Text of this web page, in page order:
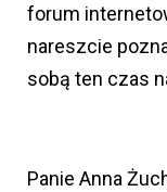
forum
nareszcie
sobą ten czas
Panie Anna